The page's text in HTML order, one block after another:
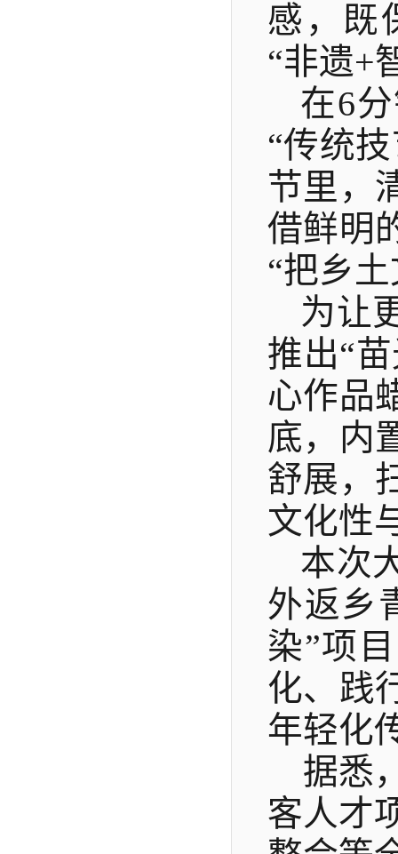
感，既
“非遗+
在6
“传统
节里，
借鲜明
“把乡
为让
推出“
心作品
底，内
舒展，
文化性
本次
外返乡
染”项
化、践
年轻化
据悉
客人才